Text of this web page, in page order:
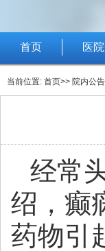
首页 医
当前位置: 首页>> 院内公告
经常
绍，癫
药物引